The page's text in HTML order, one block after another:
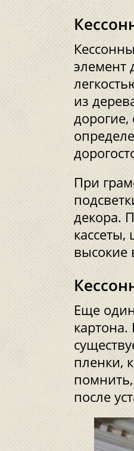
элемент
из
При
декора.
кассеты,
высокие
Еще
пленки,
после